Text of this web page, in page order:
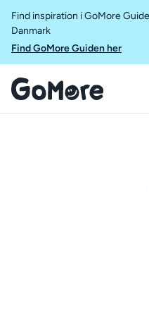
Find inspiration i GoMore
Danmark
Find GoMore Guiden her